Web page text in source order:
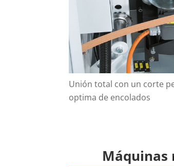
Unión total con un corte
optima de encolados
Máquinas